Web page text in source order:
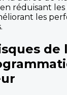
réduisant
les
de